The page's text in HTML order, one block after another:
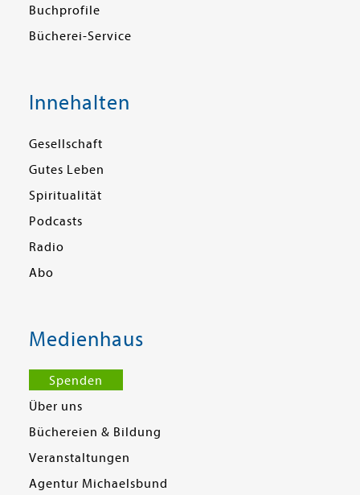
Buchprofile
Bücherei-Service
Innehalten
Gesellschaft
Gutes Leben
Spiritualität
Podcasts
Radio
Abo
Medienhaus
Spenden
Über uns
Büchereien & Bildung
Veranstaltungen
Agentur Michaelsbund